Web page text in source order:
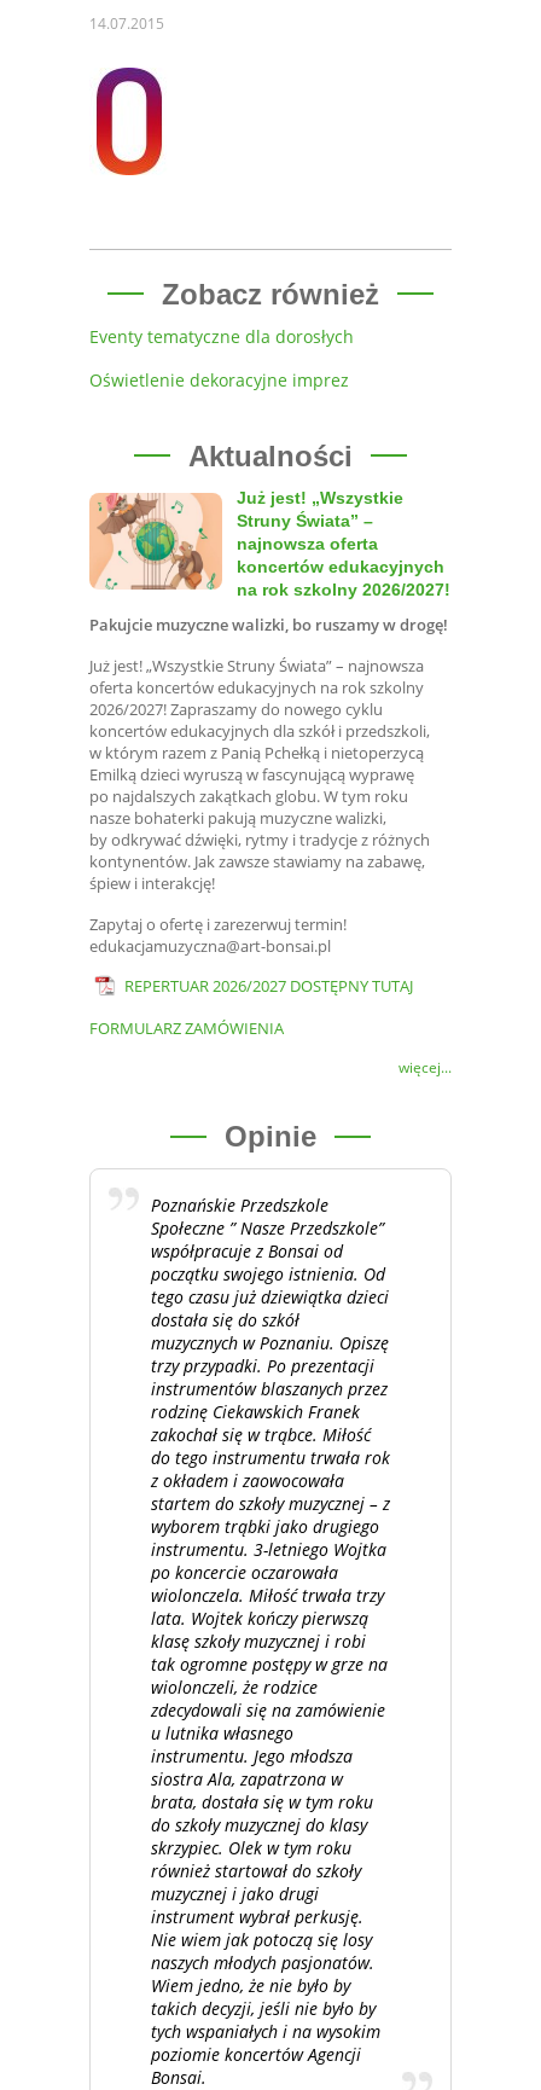
14.07.2015
Zobacz również
Eventy tematyczne dla dorosłych
Oświetlenie dekoracyjne imprez
Aktualności
Już jest! „Wszystkie
Struny Świata” –
najnowsza oferta
koncertów edukacyjnych
na rok szkolny 2026/2027!
Pakujcie muzyczne walizki, bo ruszamy w drogę!
Już jest! „Wszystkie Struny Świata” – najnowsza
oferta koncertów edukacyjnych na rok szkolny
2026/2027! Zapraszamy do nowego cyklu
koncertów edukacyjnych dla szkół i przedszkoli,
w którym razem z Panią Pchełką i nietoperzycą
Emilką dzieci wyruszą w fascynującą wyprawę
po najdalszych zakątkach globu. W tym roku
nasze bohaterki pakują muzyczne walizki,
by odkrywać dźwięki, rytmy i tradycje z różnych
kontynentów. Jak zawsze stawiamy na zabawę,
śpiew i interakcję!
Zapytaj o ofertę i zarezerwuj termin!
edukacjamuzyczna@art-bonsai.pl
REPERTUAR 2026/2027 DOSTĘPNY TUTAJ
FORMULARZ ZAMÓWIENIA
więcej...
Opinie
Poznańskie Przedszkole
Społeczne ” Nasze Przedszkole”
współpracuje z Bonsai od
początku swojego istnienia. Od
tego czasu już dziewiątka dzieci
dostała się do szkół
muzycznych w Poznaniu. Opiszę
trzy przypadki. Po prezentacji
instrumentów blaszanych przez
rodzinę Ciekawskich Franek
zakochał się w trąbce. Miłość
do tego instrumentu trwała rok
z okładem i zaowocowała
startem do szkoły muzycznej – z
wyborem trąbki jako drugiego
instrumentu. 3-letniego Wojtka
po koncercie oczarowała
wiolonczela. Miłość trwała trzy
lata. Wojtek kończy pierwszą
klasę szkoły muzycznej i robi
tak ogromne postępy w grze na
wiolonczeli, że rodzice
zdecydowali się na zamówienie
u lutnika własnego
instrumentu. Jego młodsza
siostra Ala, zapatrzona w
brata, dostała się w tym roku
do szkoły muzycznej do klasy
skrzypiec. Olek w tym roku
również startował do szkoły
muzycznej i jako drugi
instrument wybrał perkusję.
Nie wiem jak potoczą się losy
naszych młodych pasjonatów.
Wiem jedno, że nie było by
takich decyzji, jeśli nie było by
tych wspaniałych i na wysokim
poziomie koncertów Agencji
Bonsai.